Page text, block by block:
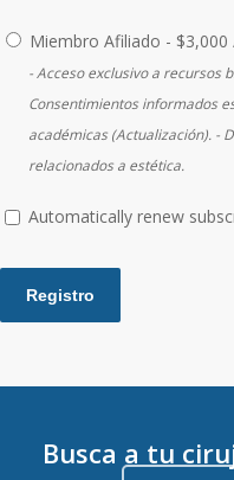
Miembro Afiliado - $3,000
- Acceso exclusivo a recursos
Consentimientos informados
académicas (Actualización). -
relacionados a estética.
Automatically renew
Busca a tu